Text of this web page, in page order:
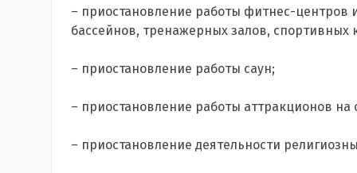
– приостановление работы фитнес-центров
бассейнов, тренажерных залов, спортивных
– приостановление работы саун;
– приостановление работы аттракционов на
– приостановление деятельности